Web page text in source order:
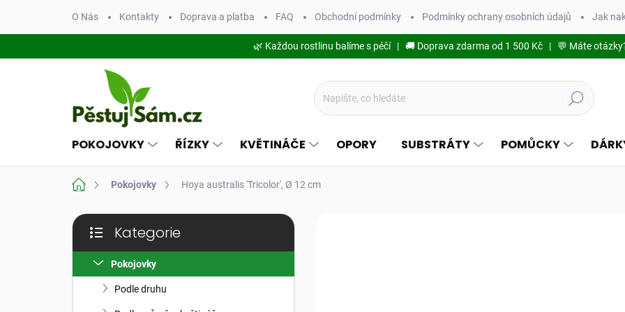
obsah
O Nás Kontakty Doprava a platba FAQ Obchodní podmínky Podmínky ochrany osobních údajů Jak
🌿 Každou rostlinu balíme s péčí | 🚚 Doprava zdarma od 1 500 Kč | 💬 Máte
Hledat
POKOJOVKY ŘÍZKY KVĚTINÁČE OPORY SUBSTRÁTY POMŮCKY
Domů Pokojovky Hoya australis 'Tricolor', Ø 12 cm
P
s
r
kategorie
Kategorie
Pokojovky
Podle druhu